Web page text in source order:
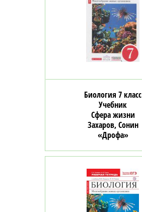
Биология 7 класс
Учебник
Сфера жизни
Захаров, Сонин
«Дрофа»